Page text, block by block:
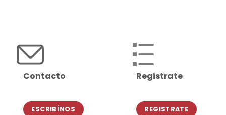
Contacto
ESCRIBÍNOS
Registrate
REGISTRATE